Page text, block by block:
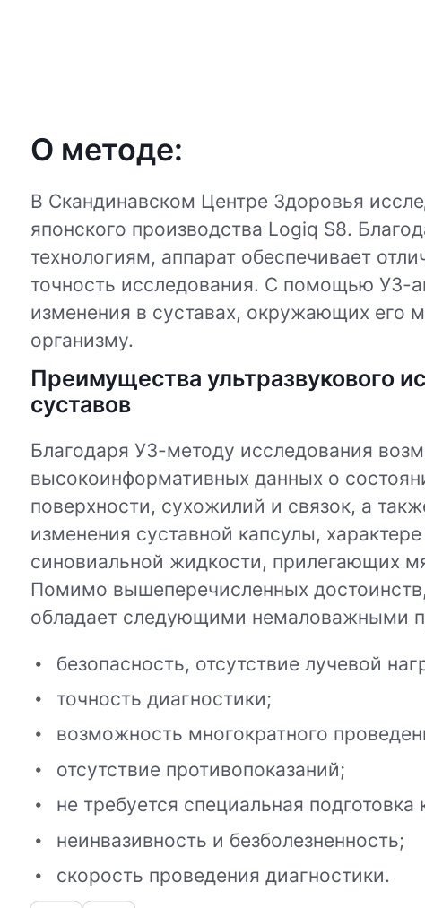
О методе:
В Скандинавском Центре Здоровья
японского производства Logiq S8.
технологиям, аппарат обеспечивает
точность исследования. C помощью УЗ-
изменения в суставах, окружающих его
организму.
Преимущества ультразвукового
суставов
Благодаря УЗ-методу исследования
высокоинформативных данных о
поверхности, сухожилий и связок, а
изменения суставной капсулы,
синовиальной жидкости, прилегающих
Помимо вышеперечисленных
обладает следующими немаловажными
безопасность, отсутствие лучевой
точность диагностики;
возможность многократного
отсутствие противопоказаний;
не требуется специальная подготовка
неинвазивность и безболезненность;
скорость проведения диагностики.